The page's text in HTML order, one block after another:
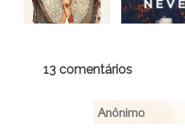
13 comentários
Anônimo